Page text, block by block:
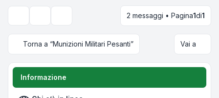
Opzioni di visualizzazione e ordinamento
2 messaggi • Pagina1di1
Torna a “Munizioni Militari Pesanti” Vai a
Informazione